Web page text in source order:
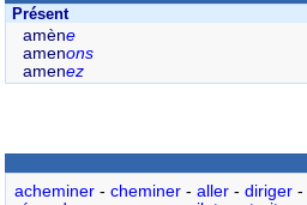
Présent
amène
amenons
amenez
acheminer- cheminer- aller- diriger-